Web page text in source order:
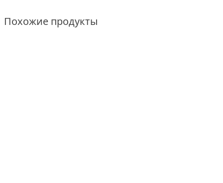
Похожие продукты